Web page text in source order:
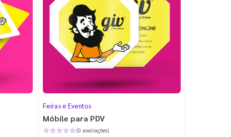
Feiras e Eventos
Móbile para PDV
(0 avaliações)